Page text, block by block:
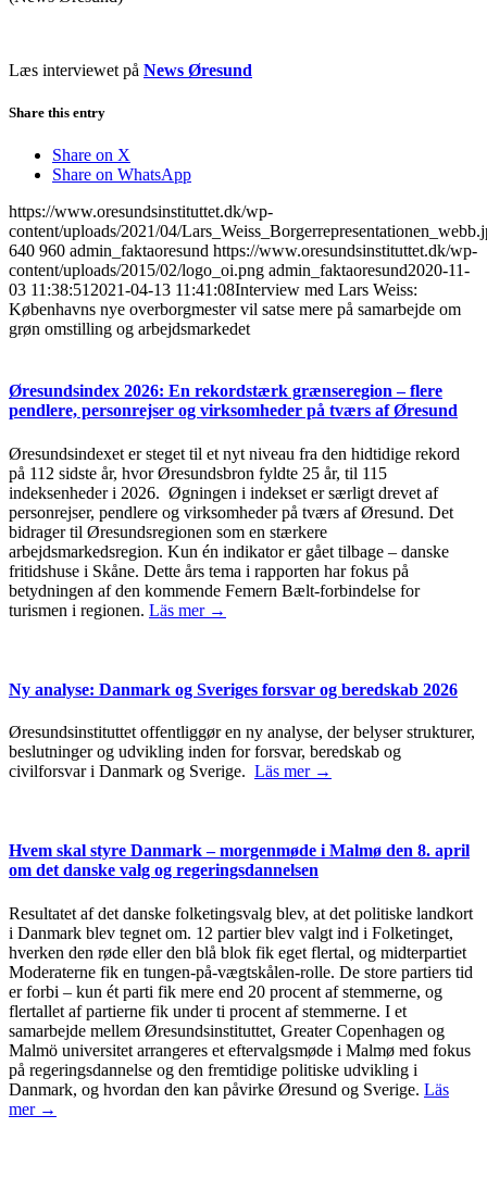
Læs interviewet på News Øresund
Share this entry
Share on X
Share on WhatsApp
https://www.oresundsinstituttet.dk/wp-
content/uploads/2021/04/
640 960 admin_faktaoresund https://www.oresundsinstituttet.dk/wp-
content/uploads/2015/02/logo_oi.png admin_faktaoresund2020-11-
03 11:38:51 2021-04-13 11:41:08Interview med Lars Weiss:
Københavns nye overborgmester vil satse mere på samarbejde om
grøn omstilling og arbejdsmarkedet
Øresundsindex 2026: En rekordstærk grænseregion – flere
pendlere, personrejser og virksomheder på tværs af Øresund
Øresundsindexet er steget til et nyt niveau fra den hidtidige rekord
på 112 sidste år, hvor Øresundsbron fyldte 25 år, til 115
indeksenheder i 2026. Øgningen i indekset er særligt drevet af
personrejser, pendlere og virksomheder på tværs af Øresund. Det
bidrager til Øresundsregionen som en stærkere
arbejdsmarkedsregion. Kun én indikator er gået tilbage – danske
fritidshuse i Skåne. Dette års tema i rapporten har fokus på
betydningen af den kommende Femern Bælt-forbindelse for
turismen i regionen. Läs mer →
Ny analyse: Danmark og Sveriges forsvar og beredskab 2026
Øresundsinstituttet offentliggør en ny analyse, der belyser strukturer,
beslutninger og udvikling inden for forsvar, beredskab og
civilforsvar i Danmark og Sverige. Läs mer →
Hvem skal styre Danmark – morgenmøde i Malmø den 8. april
om det danske valg og regeringsdannelsen
Resultatet af det danske folketingsvalg blev, at det politiske landkort
i Danmark blev tegnet om. 12 partier blev valgt ind i Folketinget,
hverken den røde eller den blå blok fik eget flertal, og midterpartiet
Moderaterne fik en tungen-på-vægtskålen-rolle. De store partiers tid
er forbi – kun ét parti fik mere end 20 procent af stemmerne, og
flertallet af partierne fik under ti procent af stemmerne. I et
samarbejde mellem Øresundsinstituttet, Greater Copenhagen og
Malmö universitet arrangeres et eftervalgsmøde i Malmø med fokus
på regeringsdannelse og den fremtidige politiske udvikling i
Danmark, og hvordan den kan påvirke Øresund og Sverige. Läs
mer →